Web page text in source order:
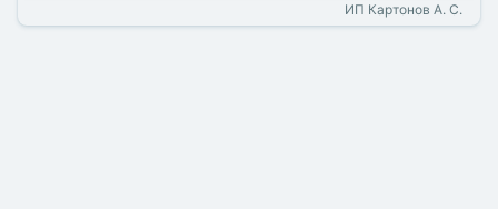
ИП Картонов А. С.